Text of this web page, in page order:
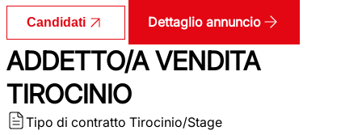
Candidati Dettaglio annuncio
ADDETTO/A VENDITA
TIROCINIO
Tipo di contratto Tirocinio/Stage